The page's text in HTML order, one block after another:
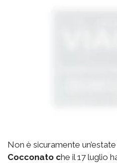
Non è sicuramente
Cocconato che il 17 luglio